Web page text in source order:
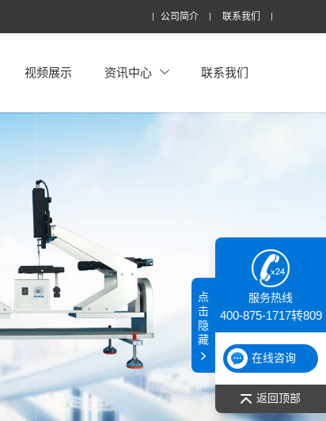
公司简介 联系我们
视频展示 资讯中心 联系我们
服务热线
400-875-1717转809
在线咨询
返回顶部
点
击
隐
藏